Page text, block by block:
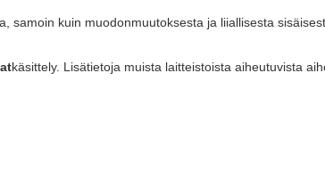
samoin kuin muodonmuutoksesta ja liiallisesta
käsittely. Lisätietoja muista laitteistoista aiheutuvista